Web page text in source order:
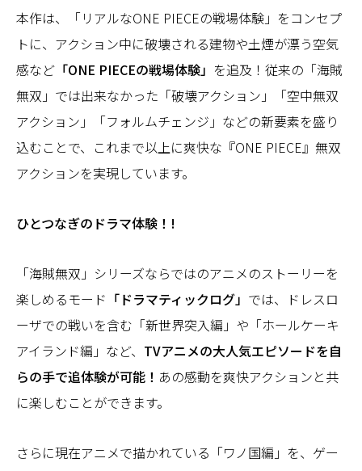
本作は、「リアルなONE PIECEの戦場体験」をコンセプ
トに、アクション中に破壊される建物や土煙が漂う空気
感など 「ONE PIECEの戦場体験」 を追及！従来の「海賊
無双」では出来なかった「破壊アクション」「空中無双
アクション」「フォルムチェンジ」などの新要素を盛り
込むことで、これまで以上に爽快な『ONE PIECE』無双
アクションを実現しています。
ひとつなぎのドラマ体験！!
「海賊無双」シリーズならではのアニメのストーリーを
楽しめるモード 「ドラマティックログ」 では、ドレスロ
ーザでの戦いを含む「新世界突入編」や「ホールケーキ
アイランド編」など、 TVアニメの大人気エピソードを自
らの手で追体験が可能！ あの感動を爽快アクションと共
に楽しむことができます。
さらに現在アニメで描かれている「ワノ国編」を、ゲー